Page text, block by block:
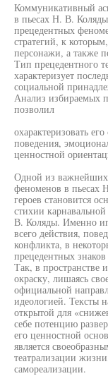
Коммуникативный
в пьесах Н. В.
прецедентных
стратегий, к
персонажи, а также
Тип прецедентного
характеризует
социальной
Анализ избираемых
позволил
охарактеризовать
поведения,
ценностной
Одной из
феноменов в пьесах
героев становится
стихии
В. Коляды. Именно
всего действия,
конфликта, в
прецедентных
Так, в пространстве
окраску, лишаясь
официальной
идеологией. Тексты
открытой для
себе потенцию
его ценностной
является
театрализации
самореализации.